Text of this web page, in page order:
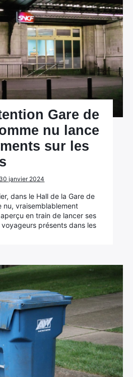
Gare de
nu lance
sur les
janvier 2024
dans le Hall de la Gare de
nu, vraisemblablement
en train de lancer ses
présents dans les